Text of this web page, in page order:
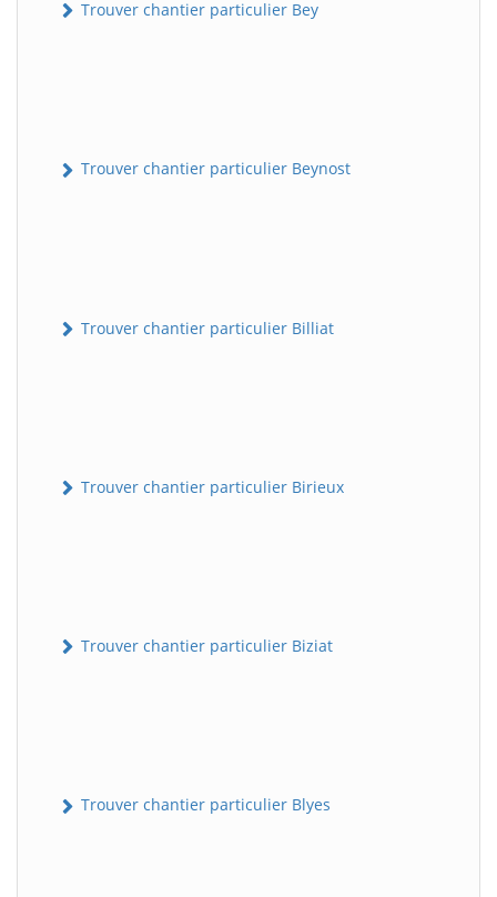
Trouver chantier particulier Bey
Trouver chantier particulier Beynost
Trouver chantier particulier Billiat
Trouver chantier particulier Birieux
Trouver chantier particulier Biziat
Trouver chantier particulier Blyes